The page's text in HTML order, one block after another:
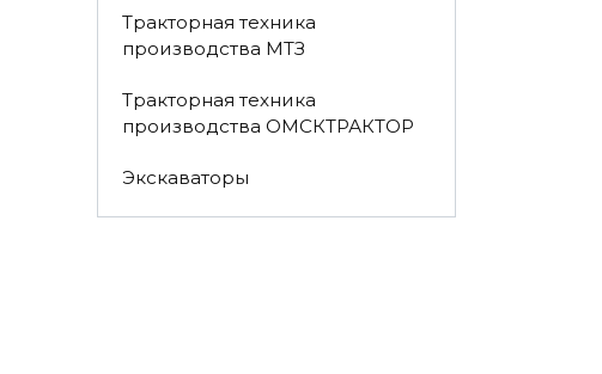
Тракторная техника
производства МТЗ
Тракторная техника
производства ОМСКТРАКТОР
Экскаваторы